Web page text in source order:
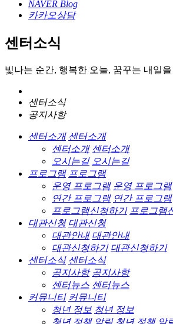
NAVER Blog
카카오상담
센터소식
빛나는 순간, 행복한 오늘, 꿈꾸는 내일
센터소식
공지사항
센터소개 센터소개
센터소개 센터소개
오시는길 오시는길
프로그램 프로그램
운영 프로그램 운영 프로그램
연간 프로그램 연간 프로그램
프로그램신청하기 프로그램
대관신청 대관신청
대관안내 대관안내
대관신청하기 대관신청하기
센터소식 센터소식
공지사항 공지사항
센터뉴스 센터뉴스
커뮤니티 커뮤니티
청년 정보 청년 정보
청년 정책 알림 청년 정책 알